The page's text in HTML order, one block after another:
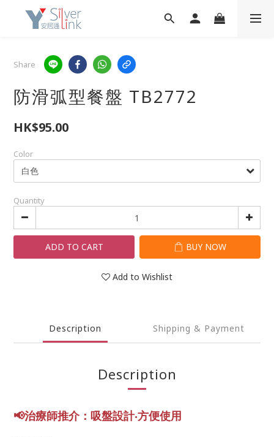
Share
防滑弧型餐盤 TB2772
HK$95.00
Color
Quantity
ADD TO CART BUY NOW
Add to Wishlist
Description Shipping & Payment
Description
📢治療師推介：吸盤設計‧方便使用